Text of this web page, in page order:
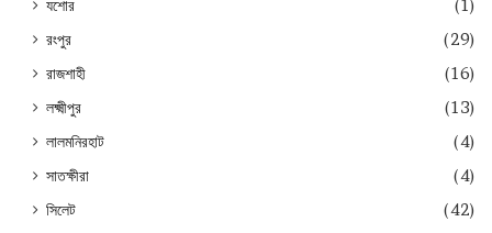
যশোর
(1)
রংপুর
(29)
রাজশাহী
(16)
লক্ষ্মীপুর
(13)
লালমনিরহাট
(4)
সাতক্ষীরা
(4)
সিলেট
(42)